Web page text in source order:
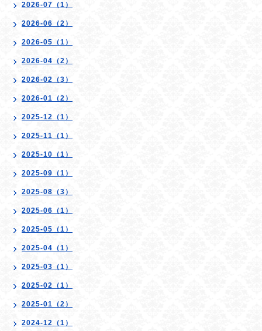
2026-07（1）
2026-06（2）
2026-05（1）
2026-04（2）
2026-02（3）
2026-01（2）
2025-12（1）
2025-11（1）
2025-10（1）
2025-09（1）
2025-08（3）
2025-06（1）
2025-05（1）
2025-04（1）
2025-03（1）
2025-02（1）
2025-01（2）
2024-12（1）